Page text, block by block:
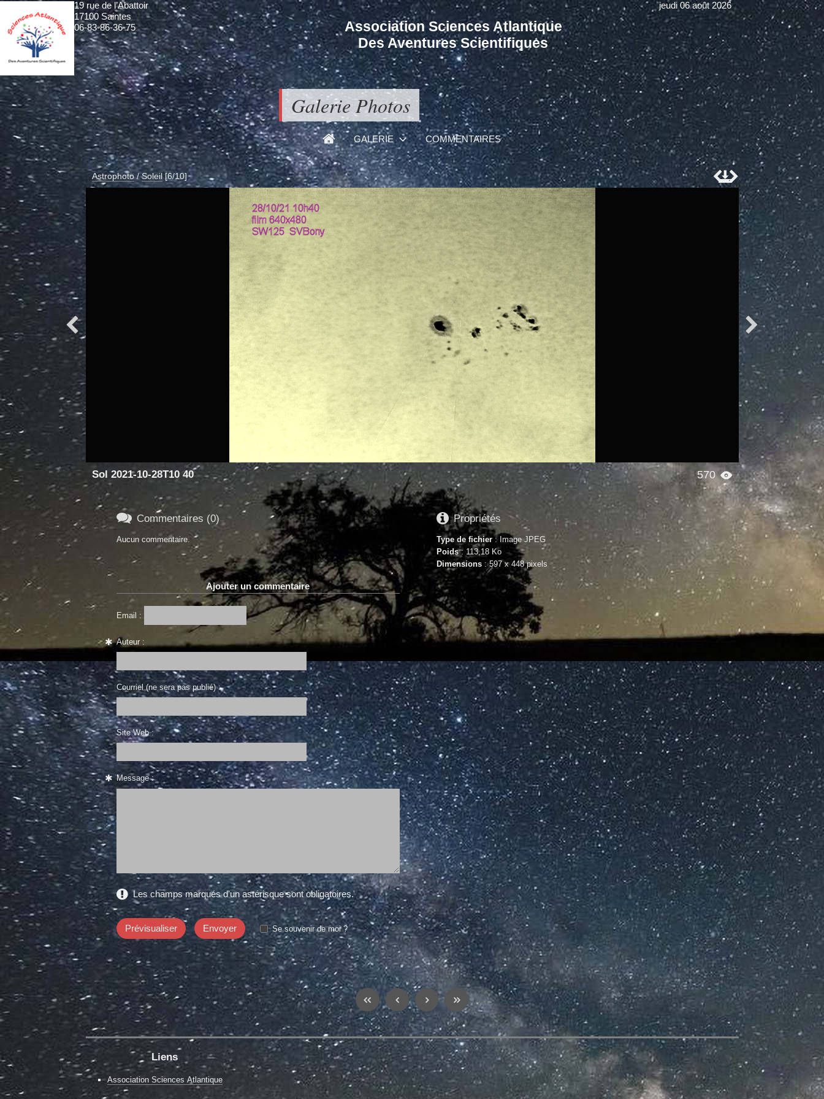
19 rue de l’Abattoir
17100 Saintes
06-83-86-36-75
Association Sciences Atlantique
Des Aventures Scientifiques
jeudi 06 août 2026
Galerie Photos
GALERIE COMMENTAIRES
Astrophoto / Soleil [6/10] 
 
570 
Sol 2021-10-28T10 40
 Propriétés
Type de fichier : Image JPEG
Poids: 113,18 Ko
Dimensions : 597 x 448 pixels
 Commentaires (0)
Aucun commentaire.
Ajouter un commentaire
Email :
Auteur :
Courriel (ne sera pas publié) :
Site Web :
Message :
Les champs marqués d'un astérisque sont obligatoires.
Se souvenir de moi ?
Liens
Association Sciences Atlantique